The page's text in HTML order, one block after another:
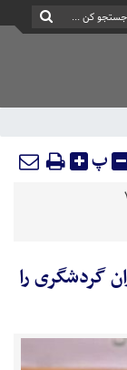
پ
گردشگری را